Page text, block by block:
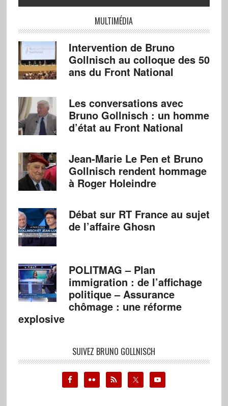
MULTIMÉDIA
Intervention de Bruno
Gollnisch au colloque des 50
ans du Front National
Les conversations avec
Bruno Gollnisch : un homme
d’état au Front National
Jean-Marie Le Pen et Bruno
Gollnisch rendent hommage
à Roger Holeindre
Débat sur RT France au sujet
de l’affaire Ghosn
POLITMAG – Plan
immigration : de l’affichage
politique – Assurance
chômage : une réforme
explosive
SUIVEZ BRUNO GOLLNISCH